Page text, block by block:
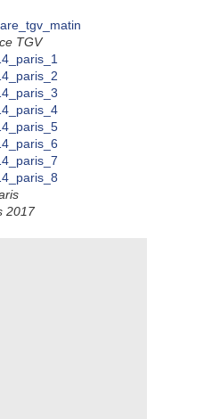
TGV
2017